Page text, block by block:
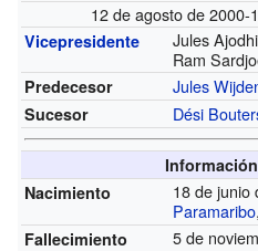
12 de agosto de
Vicepresidente Jules
Ram
Predecesor Jules
Sucesor Dési
Nacimiento
18 de junio
Paramaribo
Fallecimiento
5 de